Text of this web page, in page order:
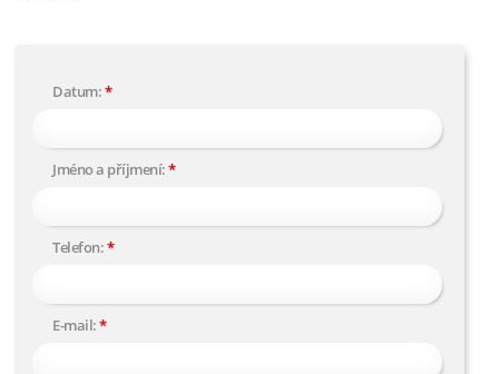
Datum:
Jméno a příjmení:
Telefon:
E-mail: